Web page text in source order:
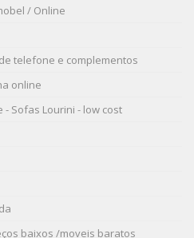
/ Online
telefone e complementos
online
Sofas Lourini - low cost
baixos /moveis baratos